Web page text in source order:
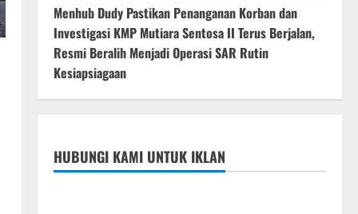
Menhub Dudy Pastikan Penanganan Korban dan
Investigasi KMP Mutiara Sentosa II Terus Berjalan,
Resmi Beralih Menjadi Operasi SAR Rutin
Kesiapsiagaan
HUBUNGI KAMI UNTUK IKLAN